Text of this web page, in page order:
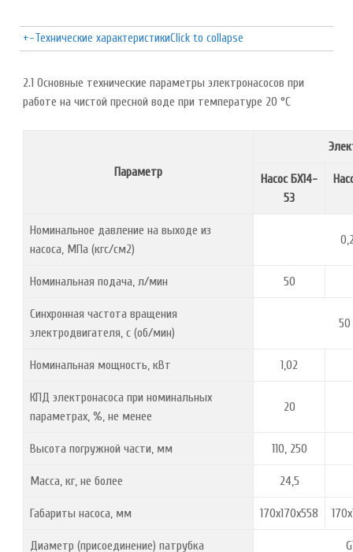
+-Технические характеристикиClick to collapse
2.1 Основные технические параметры электронасосов при
работе на чистой пресной воде при температуре 20 °С
Параметр
Насос БХ14-
53
Номинальное давление на выходе из
насоса, МПа (кгс/см2)
Номинальная подача, л/мин 50
Синхронная частота вращения
электродвигателя, с (об/мин)
Номинальная мощность, кВт 1,02
КПД электронасоса при номинальных
параметрах, %, не менее
20
Высота погружной части, мм 110, 250
Масса, кг, не более 24,5
Габариты насоса, мм 170x170x558
Диаметр (присоединение) патрубка